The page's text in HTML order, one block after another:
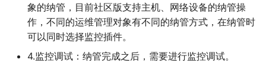
象的纳管，目前社区版支持主机、网络设备的纳管操
作，不同的运维管理对象有不同的纳管方式，在纳管时
可以同时选择监控插件。
4.监控调试：纳管完成之后，需要进行监控调试。